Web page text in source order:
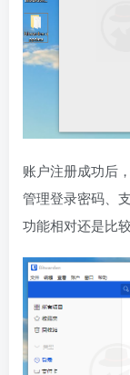
账户注册成功后
管理登录密码、
功能相对还是比